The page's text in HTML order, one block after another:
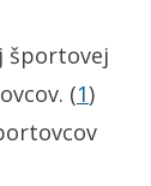
športovej
(1)